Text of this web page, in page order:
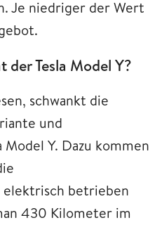
Je niedriger der Wert
der Tesla Model Y?
schwankt die
und
Y. Dazu kommen
elektrisch betrieben
430 Kilometer im